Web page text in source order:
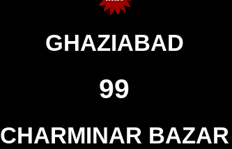
GHAZIABAD
99
CHARMINAR BAZAR